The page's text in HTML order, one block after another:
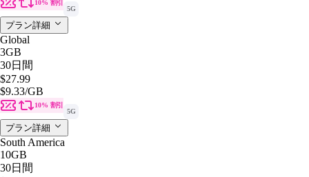
10% 割引
5G
プラン詳細
Global
3GB
30日間
$27.99
$9.33/GB
10% 割引
5G
プラン詳細
South America
10GB
30日間